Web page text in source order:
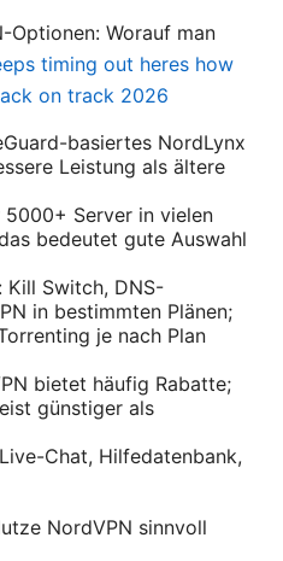
Optionen: Worauf man
timing out heres how
on track 2026
basiertes NordLynx
Leistung als ältere
Server in vielen
bedeutet gute Auswahl
Kill Switch, DNS-
in bestimmten Plänen;
je nach Plan
bietet häufig Rabatte;
günstiger als
Chat, Hilfedatenbank,
NordVPN sinnvoll